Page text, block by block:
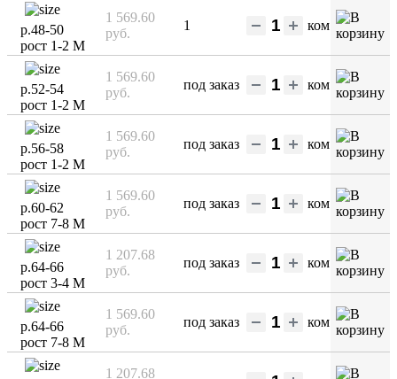
р.48-50
рост 1-2 М
1 569.60
руб.
1 ком
р.52-54
рост 1-2 М
1 569.60
руб.
под заказ ком
р.56-58
рост 1-2 М
1 569.60
руб.
под заказ ком
р.60-62
рост 7-8 М
1 569.60
руб.
под заказ ком
р.64-66
рост 3-4 М
1 207.68
руб.
под заказ ком
р.64-66
рост 7-8 М
1 569.60
руб.
под заказ ком
1 207.68